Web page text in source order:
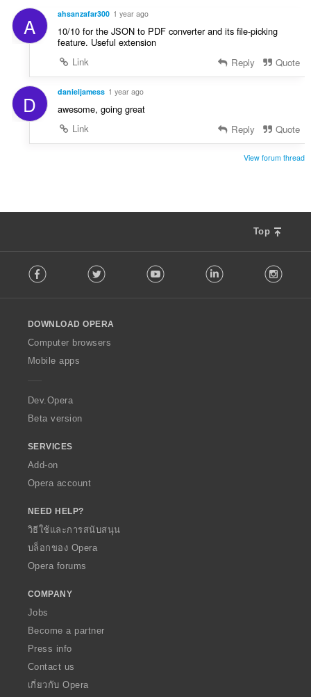
ห
ด
:
A ahsanzafar300 1 year ago
10/10 for the JSON to PDF converter and its file-picking
feature. Useful extension
Link
Reply Quote
D danieljamess 1 year ago
awesome, going great
Link
Reply Quote
View forum thread
Top
o
w
O
p
a
Facebook Twitter Youtube LinkedIn
DOWNLOAD OPERA
Computer browsers
Mobile apps
Dev.Opera
Beta version
SERVICES
Add-on
Opera account
NEED HELP?
วิธีใช้และการสนับสนุน
บล็อกของ Opera
Opera forums
COMPANY
Jobs
Become a partner
Press info
Contact us
เกี่ยวกับ Opera